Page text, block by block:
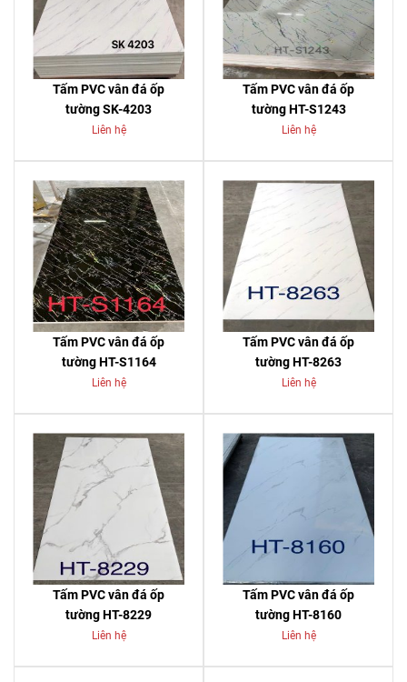
Tấm PVC vân đá ốp
tường SK-4203
Liên hệ
Tấm PVC vân đá ốp
tường HT-S1243
Liên hệ
Tấm PVC vân đá ốp
tường HT-S1164
Liên hệ
Tấm PVC vân đá ốp
tường HT-8263
Liên hệ
Tấm PVC vân đá ốp
tường HT-8229
Liên hệ
Tấm PVC vân đá ốp
tường HT-8160
Liên hệ